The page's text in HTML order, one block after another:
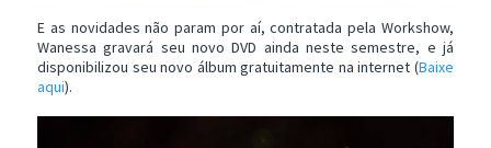
E as novidades não param por aí, contratada pela Workshow,
Wanessa gravará seu novo DVD ainda neste semestre, e já
disponibilizou seu novo álbum gratuitamente na internet (Baixe
aqui).